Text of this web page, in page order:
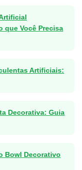
que Você Precisa
Artificiais:
Decorativa: Guia
Bowl Decorativo